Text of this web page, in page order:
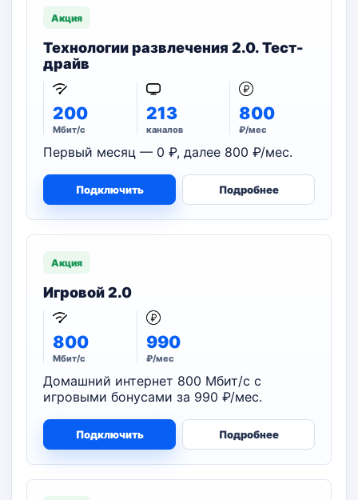
Акция
Технологии развлечения 2.0. Тест-
драйв
200
Мбит/с
213
каналов
800
₽/мес
Первый месяц — 0 ₽, далее 800 ₽/мес.
Подключить Подробнее
Акция
Игровой 2.0
800
Мбит/с
990
₽/мес
Домашний интернет 800 Мбит/с с
игровыми бонусами за 990 ₽/мес.
Подключить Подробнее